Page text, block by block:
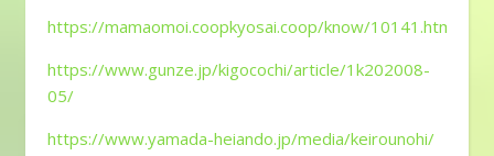
https://mamaomoi.coopkyosai.coop/know/10141.html
https://www.gunze.jp/kigocochi/article/1k202008-
05/
https://www.yamada-heiando.jp/media/keirounohi/